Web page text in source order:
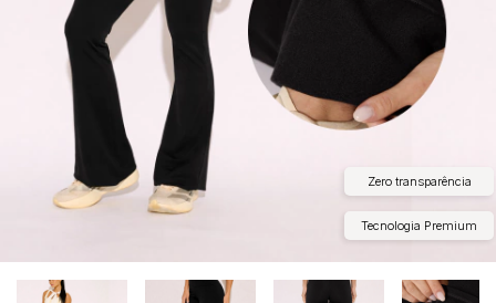
Tecnologia Premium
Zero transparência